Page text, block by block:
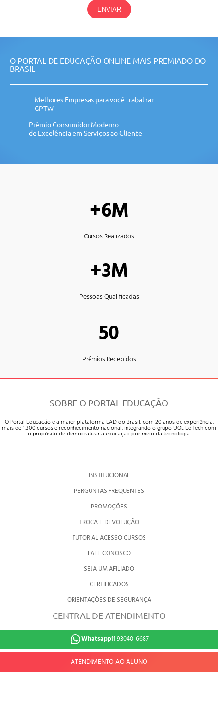
ENVIAR
O PORTAL DE EDUCAÇÃO ONLINE MAIS PREMIADO DO
BRASIL
Melhores Empresas para você trabalhar
GPTW
Prêmio Consumidor Moderno
de Excelência em Serviços ao Cliente
+6M
Cursos Realizados
+3M
Pessoas Qualificadas
50
Prêmios Recebidos
SOBRE O PORTAL EDUCAÇÃO
O Portal Educação é a maior plataforma EAD do Brasil, com 20 anos de experiência,
mais de 1.300 cursos e reconhecimento nacional, integrando o grupo UOL EdTech com
o propósito de democratizar a educação por meio da tecnologia.
INSTITUCIONAL
PERGUNTAS FREQUENTES
PROMOÇÕES
TROCA E DEVOLUÇÃO
TUTORIAL ACESSO CURSOS
FALE CONOSCO
SEJA UM AFILIADO
CERTIFICADOS
ORIENTAÇÕES DE SEGURANÇA
CENTRAL DE ATENDIMENTO
Whatsapp11 93040-6687
ATENDIMENTO AO ALUNO